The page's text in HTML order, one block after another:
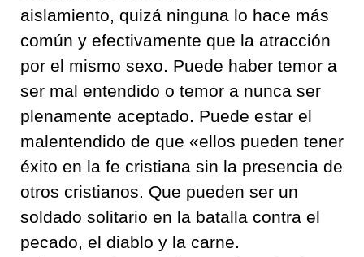
aislamiento, quizá ninguna lo hace más
común y efectivamente que la atracción
por el mismo sexo. Puede haber temor a
ser mal entendido o temor a nunca ser
plenamente aceptado. Puede estar el
malentendido de que «ellos pueden tener
éxito en la fe cristiana sin la presencia de
otros cristianos. Que pueden ser un
soldado solitario en la batalla contra el
pecado, el diablo y la carne.